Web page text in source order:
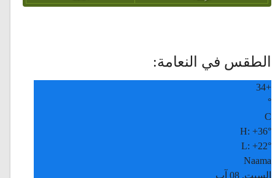
الطقس في النعامة:
+
34
°
C
H:+36°
L:+22°
Naama
السبت, 08 آب